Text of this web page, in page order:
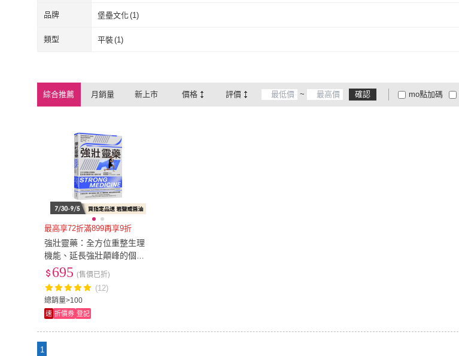
品牌 堡壘文化(1)
堡壘文化
類型 平裝(1)
綜合推薦 月銷量 新上市 價格 評價 ~ 確認 mo點加碼
大家電安心配
最高享72折滿899再享9折
強壯靈藥：全方位重整生理
機能、延長強壯顛峰的個人
健身計畫
總銷量>100
695 (售價已折)
(12)
速 折價券 登記
1